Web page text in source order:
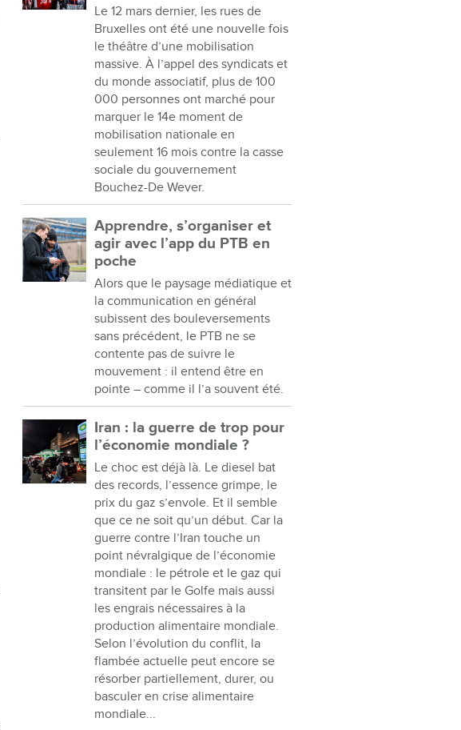
Le 12 mars dernier, les rues de
Bruxelles ont été une nouvelle fois
le théâtre d’une mobilisation
massive. À l’appel des syndicats et
du monde associatif, plus de 100
000 personnes ont marché pour
marquer le 14e moment de
mobilisation nationale en
seulement 16 mois contre la casse
sociale du gouvernement
Bouchez-De Wever.
Apprendre, s’organiser et
agir avec l’app du PTB en
poche
Alors que le paysage médiatique et
la communication en général
subissent des bouleversements
sans précédent, le PTB ne se
contente pas de suivre le
mouvement : il entend être en
pointe – comme il l’a souvent été.
Iran : la guerre de trop pour
l’économie mondiale ?
Le choc est déjà là. Le diesel bat
des records, l’essence grimpe, le
prix du gaz s’envole. Et il semble
que ce ne soit qu’un début. Car la
guerre contre l’Iran touche un
point névralgique de l’économie
mondiale : le pétrole et le gaz qui
transitent par le Golfe mais aussi
les engrais nécessaires à la
production alimentaire mondiale.
Selon l’évolution du conflit, la
flambée actuelle peut encore se
résorber partiellement, durer, ou
basculer en crise alimentaire
mondiale...